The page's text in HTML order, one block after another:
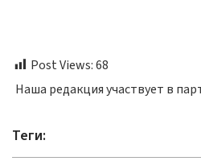
Post Views:68
Наша редакция участвует в
Теги: